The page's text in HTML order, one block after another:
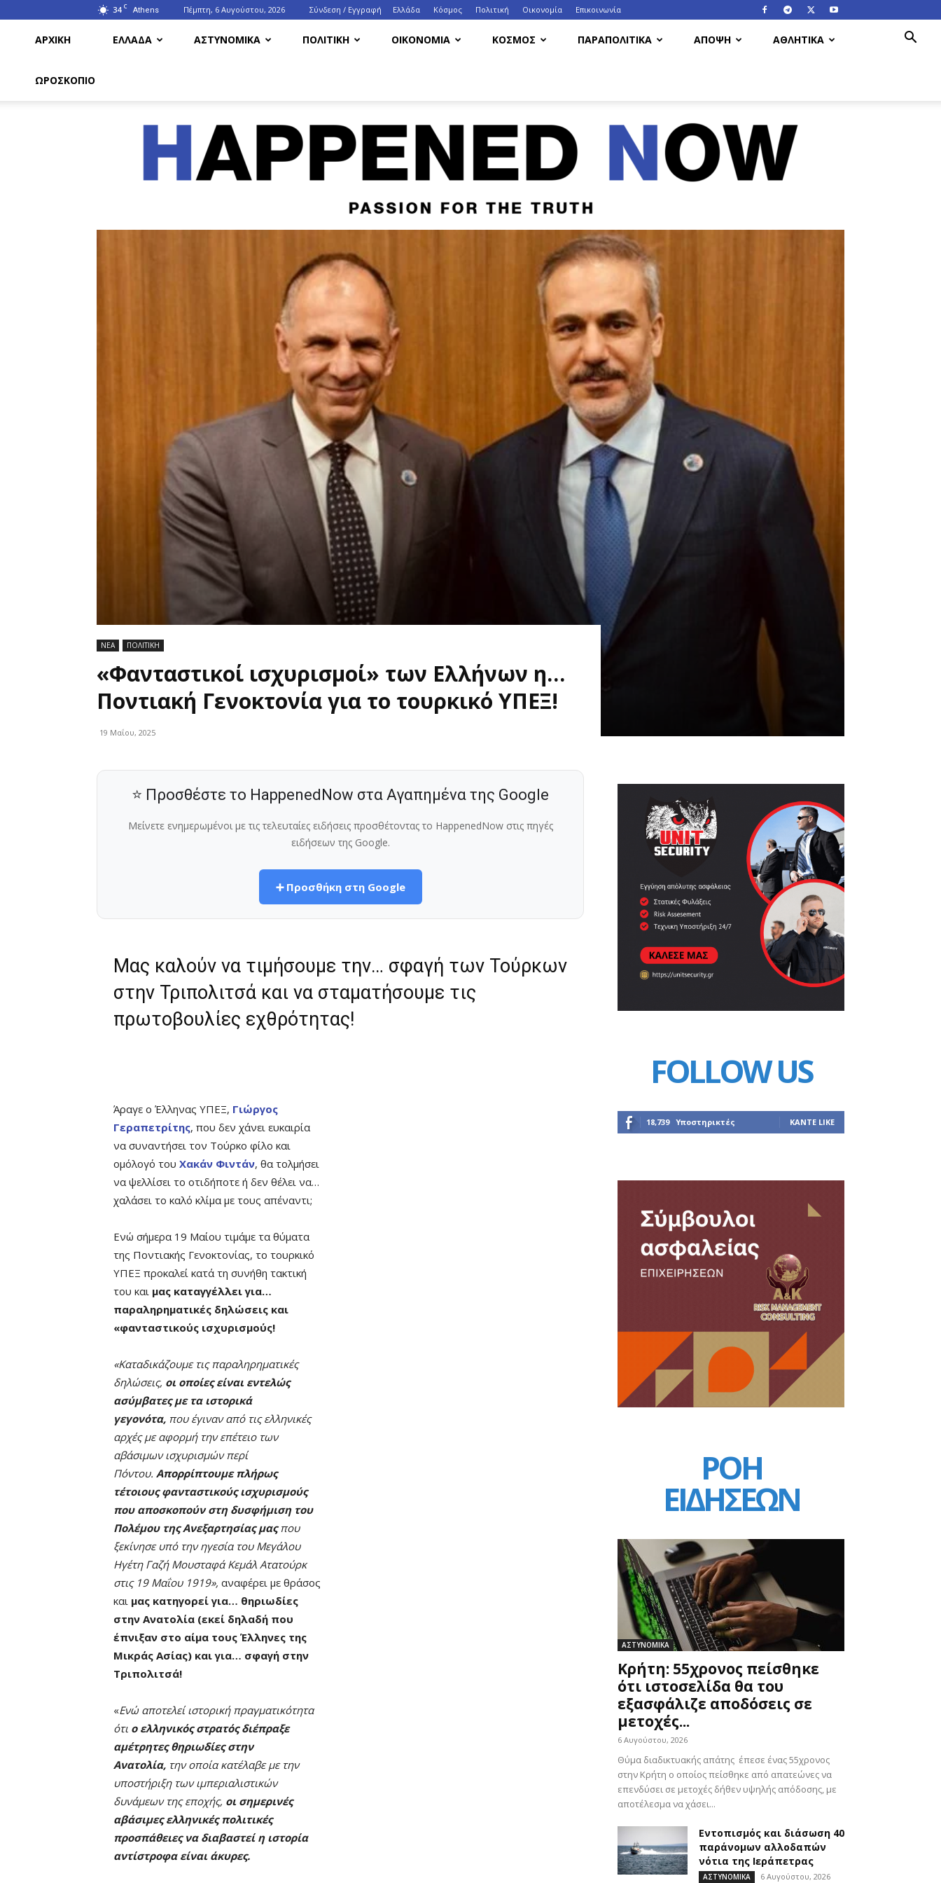
34 C Athens Πέμπτη, 6 Αυγούστου, 2026 Σύνδεση / Εγγραφή Ελλάδα Κόσμος Πολιτική Οικονομία Eπικοινωνία
ΑΡΧΙΚΗ ΕΛΛΑΔΑ ΑΣΤΥΝΟΜΙΚΑ ΠΟΛΙΤΙΚΗ ΟΙΚΟΝΟΜΙΑ ΚΟΣΜΟΣ ΠΑΡΑΠΟΛΙΤΙΚΑ ΑΠΟΨΗ ΑΘΛΗΤΙΚΑ
ΩΡΟΣΚΟΠΙΟ
HappenedNow.gr
ΝΕΑ ΠΟΛΙΤΙΚΗ
«Φανταστικοί ισχυρισμοί» των Ελλήνων η…
Ποντιακή Γενοκτονία για το τουρκικό ΥΠΕΞ!
19 Μαΐου, 2025
⭐ Προσθέστε το HappenedNow στα Αγαπημένα της Google
Μείνετε ενημερωμένοι με τις τελευταίες ειδήσεις προσθέτοντας το HappenedNow στις πηγές
ειδήσεων της Google.
➕ Προσθήκη στη Google
Μας καλούν να τιμήσουμε την… σφαγή των Τούρκων
στην Τριπολιτσά και να σταματήσουμε τις
πρωτοβουλίες εχθρότητας!
Άραγε ο Έλληνας ΥΠΕΞ, Γιώργος
Γεραπετρίτης, που δεν χάνει ευκαιρία
να συναντήσει τον Τούρκο φίλο και
ομόλογό του Χακάν Φιντάν, θα τολμήσει
να ψελλίσει το οτιδήποτε ή δεν θέλει να…
χαλάσει το καλό κλίμα με τους απέναντι;
Ενώ σήμερα 19 Μαίου τιμάμε τα θύματα
της Ποντιακής Γενοκτονίας, το τουρκικό
ΥΠΕΞ προκαλεί κατά τη συνήθη τακτική
του και μας καταγγέλλει για…
παραληρηματικές δηλώσεις και
«φανταστικούς ισχυρισμούς!
«Καταδικάζουμε τις παραληρηματικές
δηλώσεις, οι οποίες είναι εντελώς
ασύμβατες με τα ιστορικά
γεγονότα, που έγιναν από τις ελληνικές
αρχές με αφορμή την επέτειο των
αβάσιμων ισχυρισμών περί
Πόντου. Απορρίπτουμε πλήρως
τέτοιους φανταστικούς ισχυρισμούς
που αποσκοπούν στη δυσφήμιση του
Πολέμου της Ανεξαρτησίας μαςπου
ξεκίνησε υπό την ηγεσία του Μεγάλου
Ηγέτη Γαζή Μουσταφά Κεμάλ Ατατούρκ
στις 19 Μαΐου 1919», αναφέρει με θράσος
και μας κατηγορεί για… θηριωδίες
στην Ανατολία (εκεί δηλαδή που
έπνιξαν στο αίμα τους Έλληνες της
Μικράς Ασίας) και για… σφαγή στην
Τριπολιτσά!
«Ενώ αποτελεί ιστορική πραγματικότητα
ότι ο ελληνικός στρατός διέπραξε
αμέτρητες θηριωδίες στην
Ανατολία, την οποία κατέλαβε με την
υποστήριξη των ιμπεριαλιστικών
δυνάμεων της εποχής, οι σημερινές
αβάσιμες ελληνικές πολιτικές
προσπάθειες να διαβαστεί η ιστορία
αντίστροφα είναι άκυρες.
FOLLOW US
18,739 Υποστηρικτές ΚΆΝΤΕ LIKE
ΡΟΗ
ΕΙΔΗΣΕΩΝ
ΑΣΤΥΝΟΜΙΚΑ
Κρήτη: 55χρονος πείσθηκε
ότι ιστοσελίδα θα του
εξασφάλιζε αποδόσεις σε
μετοχές...
6 Αυγούστου, 2026
Θύμα διαδικτυακής απάτης έπεσε ένας 55χρονος
στην Κρήτη ο οποίος πείσθηκε από απατεώνες να
επενδύσει σε μετοχές δήθεν υψηλής απόδοσης, με
αποτέλεσμα να χάσει...
Εντοπισμός και διάσωση 40
παράνομων αλλοδαπών
νότια της Ιεράπετρας
ΑΣΤΥΝΟΜΙΚΑ 6 Αυγούστου, 2026